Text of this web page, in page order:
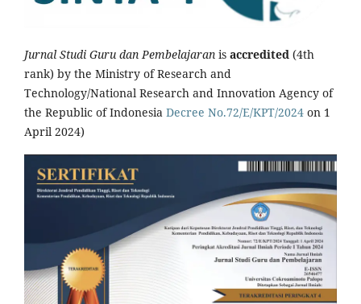
Jurnal Studi Guru dan Pembelajaran is accredited (4th
rank) by the Ministry of Research and
Technology/National Research and Innovation Agency of
the Republic of Indonesia Decree No.72/E/KPT/2024 on 1
April 2024)